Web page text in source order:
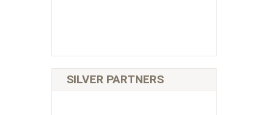
SILVER PARTNERS